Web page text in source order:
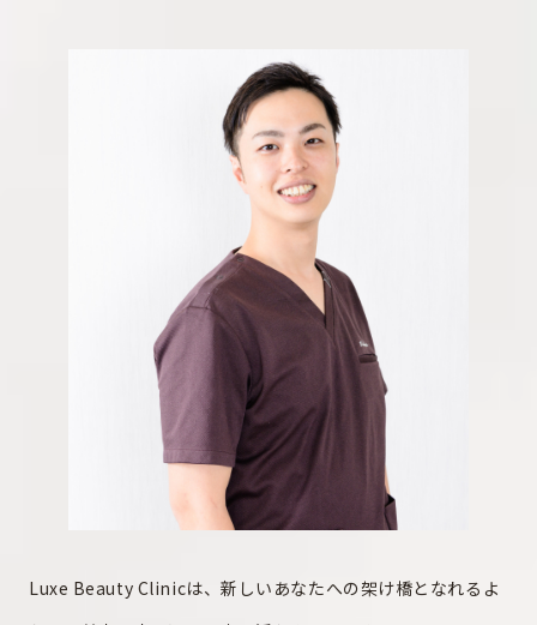
Luxe Beauty Clinicは、新しいあなたへの架け橋となれるよ